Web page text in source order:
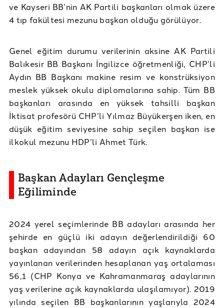
ve Kayseri BB’nin AK Partili başkanları olmak üzere
4 tıp fakültesi mezunu başkan olduğu görülüyor.
Genel eğitim durumu verilerinin aksine AK Partili
Balıkesir BB Başkanı İngilizce öğretmenliği, CHP’li
Aydın BB Başkanı makine resim ve konstrüksiyon
meslek yüksek okulu diplomalarına sahip. Tüm BB
başkanları arasında en yüksek tahsilli başkan
İktisat profesörü CHP’li Yılmaz Büyükerşen iken, en
düşük eğitim seviyesine sahip seçilen başkan ise
ilkokul mezunu HDP’li Ahmet Türk.
Başkan Adayları Gençleşme
Eğiliminde
2024 yerel seçimlerinde BB adayları arasında her
şehirde en güçlü iki adayın değerlendirildiği 60
başkan adayından 58 adayın açık kaynaklarda
yayınlanan verilerinden hesaplanan yaş ortalaması
56,1 (CHP Konya ve Kahramanmaraş adaylarının
yaş verilerine açık kaynaklarda ulaşılamıyor). 2019
yılında seçilen BB başkanlarının yaşlarıyla 2024